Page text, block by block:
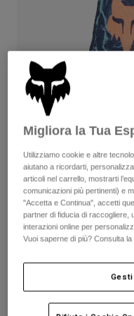
Pantaloni
Pantaloncini
Giacche
Guanti
Protezioni
Maschere
Calze
Parti di ricambio
Pantaloni
Guanti
Giacche
Maschere
Calze
Borse e accessori
Donna
T-shirt
Felpe
Giacche
Pantaloni & Pantaloncini
Camicie
Vedi tutto
Bambini
Calze
Vedi tutto
Moto
Caschi
Maglie​
Pantaloni
Stivali
Maschere
Recensioni
Price reduced from
to
Migliora la Tua
Utilizziamo cookie e altre
aiutano a ricordarti,
articoli nel carrello, mostrarti
comunicazioni più pertinenti) e
"Accetta e Continua", accetti
partner di fiducia di raccogliere,
interazioni online per
Vuoi saperne di più? Consulta